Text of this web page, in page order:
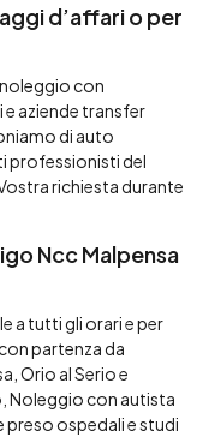
d’affari o per
con
aziende transfer
di auto
professionisti del
richiesta durante
Ncc Malpensa
a tutti gli orari e per
partenza da
Orio al Serio e
Noleggio con autista
ospedali e studi